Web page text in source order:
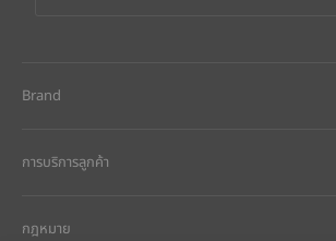
Brand
การบริการลูกค้า
กฎหมาย